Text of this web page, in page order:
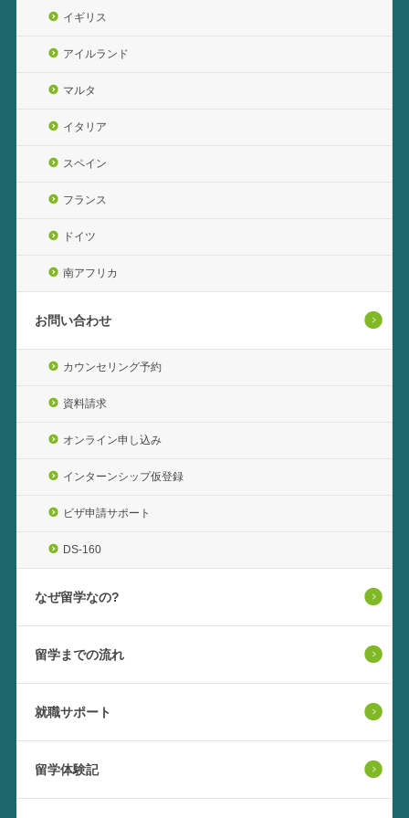
イギリス
アイルランド
マルタ
イタリア
スペイン
フランス
ドイツ
南アフリカ
お問い合わせ
カウンセリング予約
資料請求
オンライン申し込み
インターンシップ仮登録
ビザ申請サポート
DS-160
なぜ留学なの?
留学までの流れ
就職サポート
留学体験記